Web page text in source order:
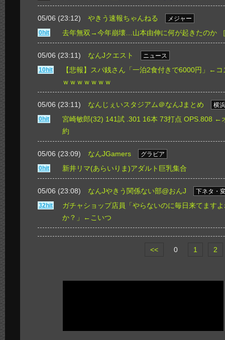
05/06 (23:12) やきう速報ちゃんねる
メジャー
0hit
去年無双→今年崩壊…山本由伸に何が起きたのか
05/06 (23:11) なんJクエスト
ニュース
10hit
【悲報】スパ銭さん「一泊2食付きで6000円」←
ｗｗｗｗｗｗｗ
05/06 (23:11) なんじぇいスタジアム＠なんJまとめ
横
0hit
宮崎敏郎(32) 141試 .301 16本 73打点 OPS.808 ←
約
05/06 (23:09) なんJGamers
グラビア
0hit
新井リマ(あらいりま)アダルト巨乳集合
05/06 (23:08) なんJやきう関係ない部@おんJ
下ネタ・
32hit
ガチャショップ店員「やらないのに毎日来てます
か？」←こいつ
<< 0 1 2